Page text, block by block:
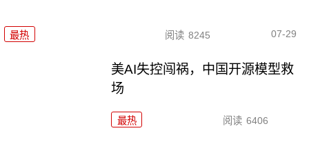
最热 阅读 8245 07-29
美AI失控闯祸，中国开源模型救
场
最热 阅读 6406